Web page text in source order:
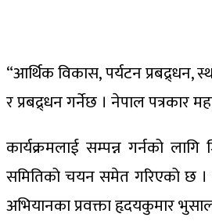
“आर्थिक विकास, पर्यटन प्रबद्र्धन,
र प्रबद्र्धन गर्नेछ । नेपाल
कार्यक्रमलाई सम्पन्न गर्नको
समितिको चयन समेत गरिएको छ ।
अभियानका प्रवक्ता हृदयकुमार